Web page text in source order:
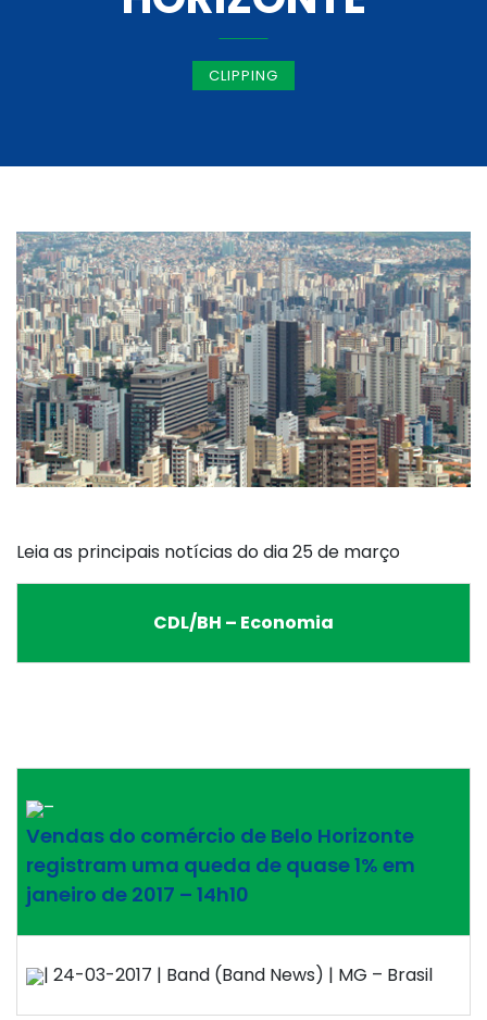
CLIPPING
Leia as principais notícias do dia 25 de março
CDL/BH – Economia
–
Vendas do comércio de Belo Horizonte
registram uma queda de quase 1% em
janeiro de 2017 – 14h10
| 24-03-2017 | Band (Band News) | MG – Brasil